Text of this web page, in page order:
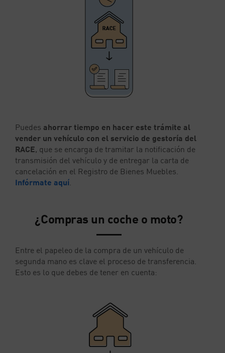
Puedes ahorrar tiempo en hacer este trámite al
vender un vehículo con el servicio de gestoría del
RACE, que se encarga de tramitar la notificación de
transmisión del vehículo y de entregar la carta de
cancelación en el Registro de Bienes Muebles.
Infórmate aquí
¿Compras un coche o moto?
Entre el papeleo de la compra de un vehículo de
segunda mano es clave el proceso de transferencia.
Esto es lo que debes de tener en cuenta: